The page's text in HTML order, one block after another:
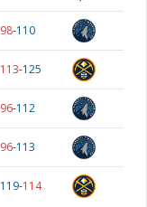
98-110
113-125
96-112
96-113
119-114